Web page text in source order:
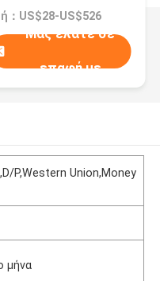
πιστοποίηση ABS,
RMRS
：US$28-US$526
Μας ελάτε σε
επαφή με
P,Western Union,Money
μήνα